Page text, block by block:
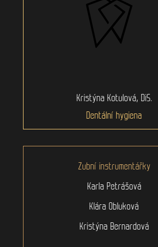
Kristýna Kotulová, DiS.
Dentální hygiena
Zubní instrumentářky
Karla Petrášová
Klára Obluková
Kristýna Bernardová